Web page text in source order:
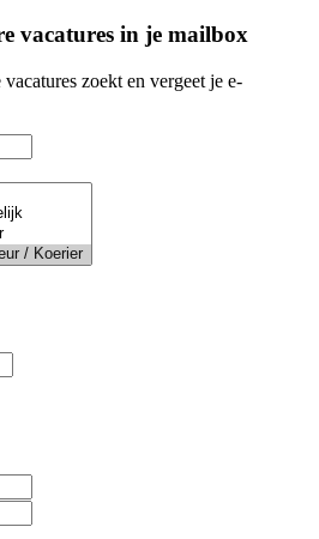
vacatures in je mailbox
zoekt en vergeet je e-